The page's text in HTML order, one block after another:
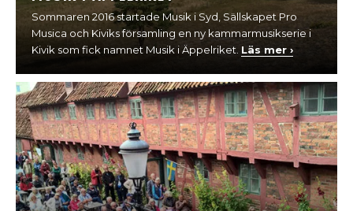
Sommaren 2016 startade Musik i Syd, Sällskapet Pro
Musica och Kiviks församling en ny kammarmusikserie i
Kivik som fick namnet Musik i Äppelriket. Läs mer ›